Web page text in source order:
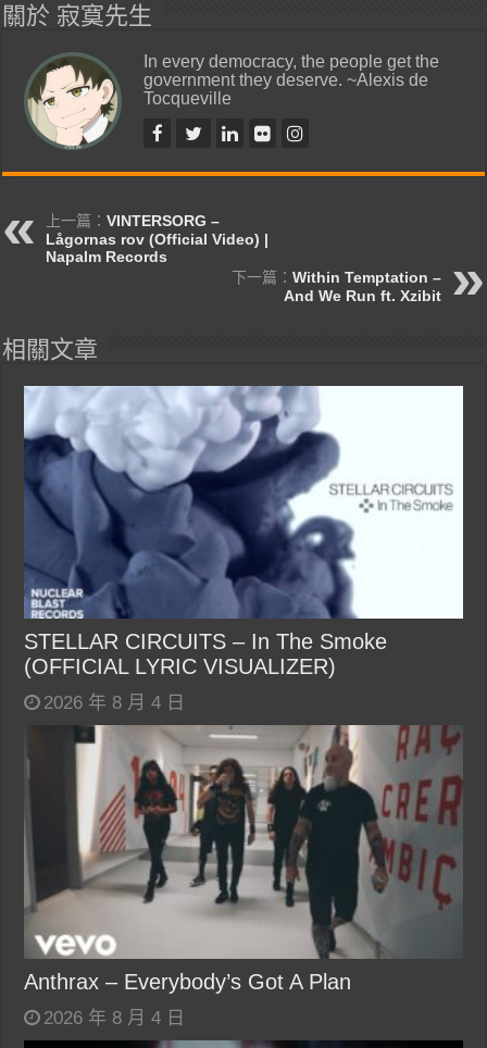
關於 寂寞先生
In every democracy, the people get the
government they deserve. ~Alexis de
Tocqueville
上一篇：VINTERSORG –
Lågornas rov (Official Video) |
Napalm Records
下一篇： Within Temptation –
And We Run ft. Xzibit
相關文章
STELLAR CIRCUITS – In The Smoke
(OFFICIAL LYRIC VISUALIZER)
2026 年 8 月 4 日
Anthrax – Everybody’s Got A Plan
2026 年 8 月 4 日